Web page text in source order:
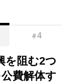
＃4
を阻む2つ
費解体す